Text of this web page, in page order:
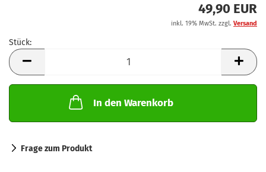
49,90 EUR
inkl. 19% MwSt. zzgl. Versand
Stück:
Stück
In den Warenkorb
Frage zum Produkt